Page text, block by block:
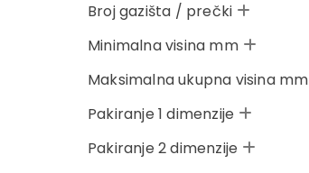
Broj gazišta / prečki
Minimalna visina mm
Maksimalna ukupna visina mm
Pakiranje 1 dimenzije
Pakiranje 2 dimenzije